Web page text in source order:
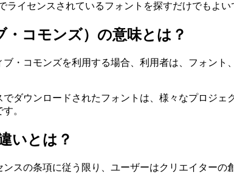
イセンスされているフォントを探すだけでもよい
コモンズ）の意味とは？
・コモンズを利用する場合、利用者は、フォン
ダウンロードされたフォントは、様々なプロジ
。
いとは？
スの条項に従う限り、ユーザーはクリエイター